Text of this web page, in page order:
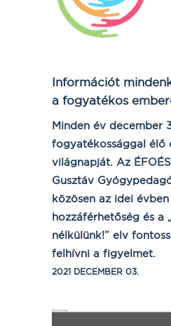
Információt
a fogyatékos
Minden év december
fogyatékossággal élő
világnapját. Az
Gusztáv
közösen az idei
hozzáférhetőség és a
nélkülünk!” elv
felhívni a figyelmet.
2021 DECEMBER 03.